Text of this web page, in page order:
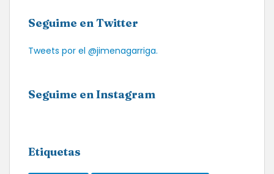
Seguime en Twitter
Tweets por el @jimenagarriga.
Seguime en Instagram
Etiquetas